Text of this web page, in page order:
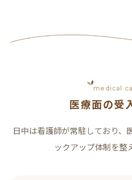
medical
医療面の受
日中は看護師が常駐しており、
ックアップ体制を整